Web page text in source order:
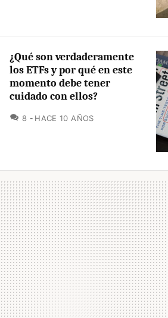
¿Qué son verdaderamente
los ETFs y por qué en este
momento debe tener
cuidado con ellos?
8 COMENTARIOS
HACE 10 AÑOS